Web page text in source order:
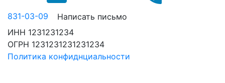
831-03-09
Написать письмо
ИНН 1231231234
ОГРН 1231231231231234
Политика конфиднциальности